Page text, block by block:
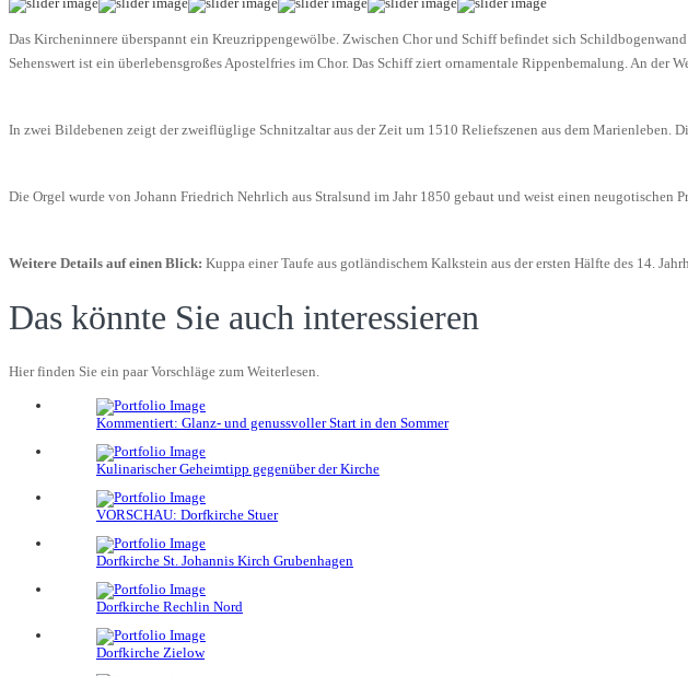
Das Kircheninnere überspannt ein Kreuzrippengewölbe. Zwischen Chor und Schiff befindet sich
Sehenswert ist ein überlebensgroßes Apostelfries im Chor. Das Schiff ziert ornamentale Rippenbemalung. An der
In zwei Bildebenen zeigt der zweiflüglige Schnitzaltar aus der Zeit um 1510 Reliefszenen aus dem Marienleben.
Die Orgel wurde von Johann Friedrich Nehrlich aus Stralsund im Jahr 1850 gebaut und weist einen neugotischen
Weitere Details auf einen Blick: Kuppa einer Taufe aus gotländischem Kalkstein aus der ersten Hälfte des 14.
Das könnte Sie auch interessieren
Hier finden Sie ein paar Vorschläge zum Weiterlesen.
Kommentiert: Glanz- und genussvoller Start in den Sommer
Kulinarischer Geheimtipp gegenüber der Kirche
VORSCHAU: Dorfkirche Stuer
Dorfkirche St. Johannis Kirch Grubenhagen
Dorfkirche Rechlin Nord
Dorfkirche Zielow